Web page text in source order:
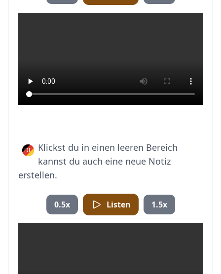
Klickst du in einen leeren Bereich
kannst du auch eine neue Notiz
erstellen.
0.5x Listen 1.5x